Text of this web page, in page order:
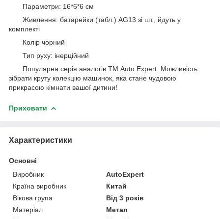
Параметри: 16*6*6 см
Живлення: батарейки (табл.) AG13 зі шт., йдуть у
комплекті
Колір чорний
Тип руху: інерційний
Популярна серія аналогів ТМ Auto Expert. Можливість
зібрати круту колекцію машинок, яка стане чудовою
прикрасою кімнати вашої дитини!
Приховати
Характеристики
Основні
Виробник
AutoExpert
Країна виробник
Китай
Вікова група
Від 3 років
Матеріал
Метал